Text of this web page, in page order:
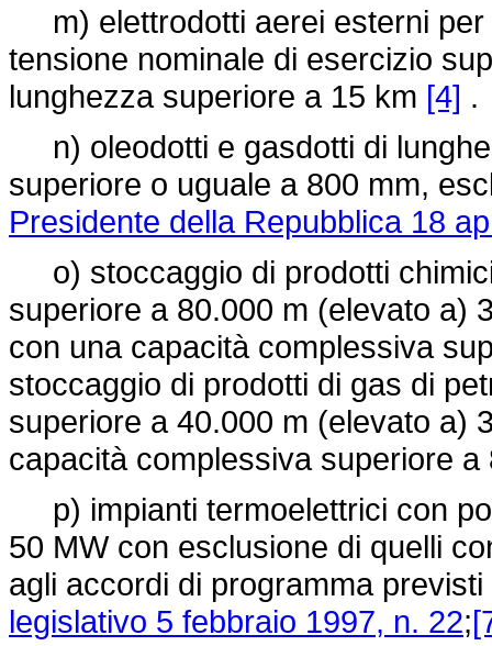
m) elettrodotti aerei esterni per
tensione nominale di esercizio
lunghezza superiore a 15 km [4] .
n) oleodotti e gasdotti di
superiore o uguale a 800 mm,
Presidente della Repubblica 18
o) stoccaggio di prodotti
superiore a 80.000 m (elevato a)
con una capacità complessiva
stoccaggio di prodotti di gas di
superiore a 40.000 m (elevato a)
capacità complessiva superiore
p) impianti termoelettrici con
50 MW con esclusione di quelli
agli accordi di programma
legislativo 5 febbraio 1997, n. 22;